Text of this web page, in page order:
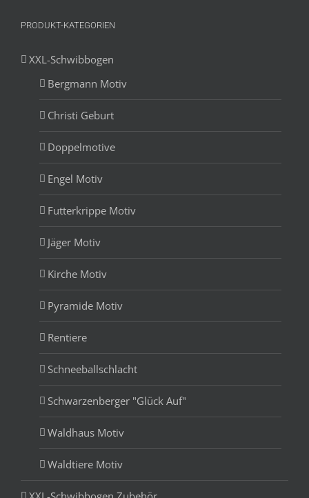
PRODUKT-KATEGORIEN
XXL-Schwibbogen
Bergmann Motiv
Christi Geburt
Doppelmotive
Engel Motiv
Futterkrippe Motiv
Jäger Motiv
Kirche Motiv
Pyramide Motiv
Rentiere
Schneeballschlacht
Schwarzenberger "Glück Auf"
Waldhaus Motiv
Waldtiere Motiv